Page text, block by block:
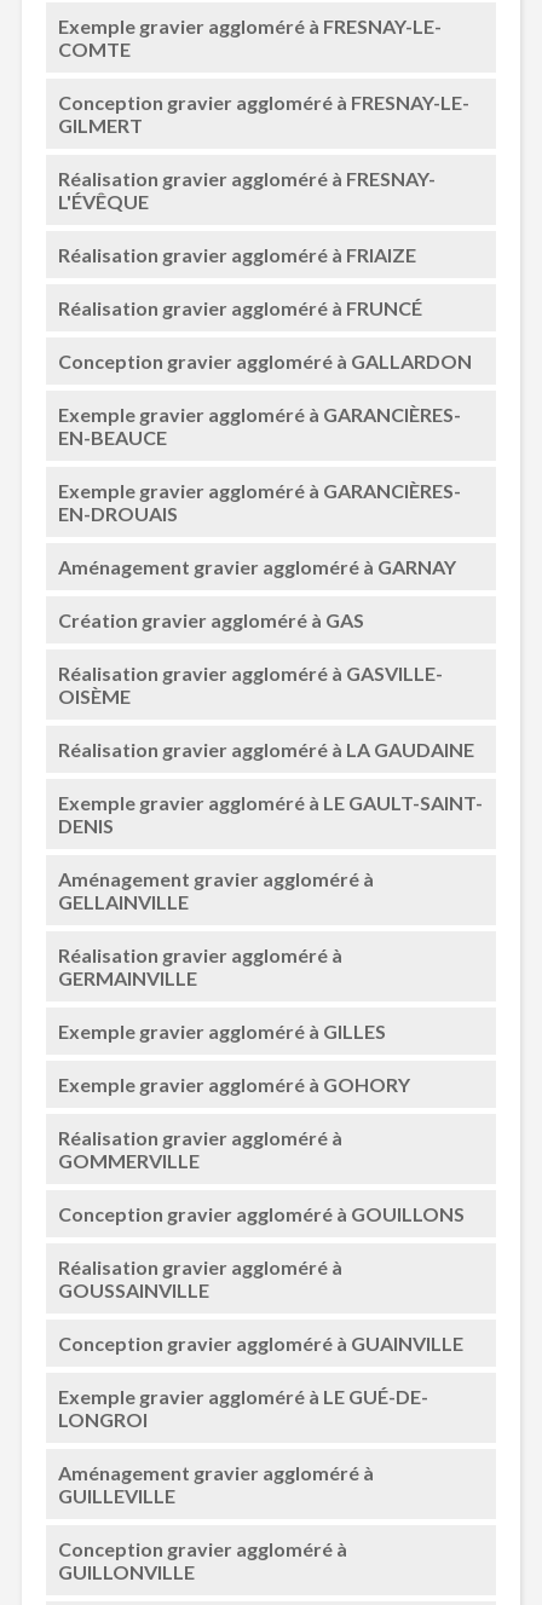
Exemple gravier aggloméré à FRESNAY-LE-
COMTE
Conception gravier aggloméré à FRESNAY-LE-
GILMERT
Réalisation gravier aggloméré à FRESNAY-
L'ÉVÊQUE
Réalisation gravier aggloméré à FRIAIZE
Réalisation gravier aggloméré à FRUNCÉ
Conception gravier aggloméré à GALLARDON
Exemple gravier aggloméré à GARANCIÈRES-
EN-BEAUCE
Exemple gravier aggloméré à GARANCIÈRES-
EN-DROUAIS
Aménagement gravier aggloméré à GARNAY
Création gravier aggloméré à GAS
Réalisation gravier aggloméré à GASVILLE-
OISÈME
Réalisation gravier aggloméré à LA GAUDAINE
Exemple gravier aggloméré à LE GAULT-SAINT-
DENIS
Aménagement gravier aggloméré à
GELLAINVILLE
Réalisation gravier aggloméré à
GERMAINVILLE
Exemple gravier aggloméré à GILLES
Exemple gravier aggloméré à GOHORY
Réalisation gravier aggloméré à
GOMMERVILLE
Conception gravier aggloméré à GOUILLONS
Réalisation gravier aggloméré à
GOUSSAINVILLE
Conception gravier aggloméré à GUAINVILLE
Exemple gravier aggloméré à LE GUÉ-DE-
LONGROI
Aménagement gravier aggloméré à
GUILLEVILLE
Conception gravier aggloméré à
GUILLONVILLE